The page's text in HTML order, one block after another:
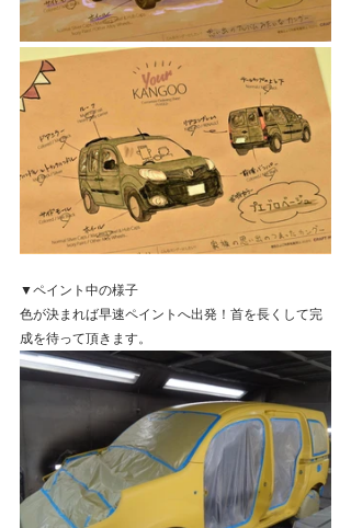
▼ペイント中の様子
色が決まれば早速ペイントへ出発！首を長くして完
成を待って頂きます。